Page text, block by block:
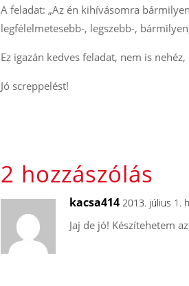
A feladat: „Az én kihívásomra
legfélelmetesebb-, legszebb-,
Ez igazán kedves feladat, nem is
Jó screppelést!
2 hozzászólás
kacsa414 2013. július 1.
Jaj de jó! Készítehetem